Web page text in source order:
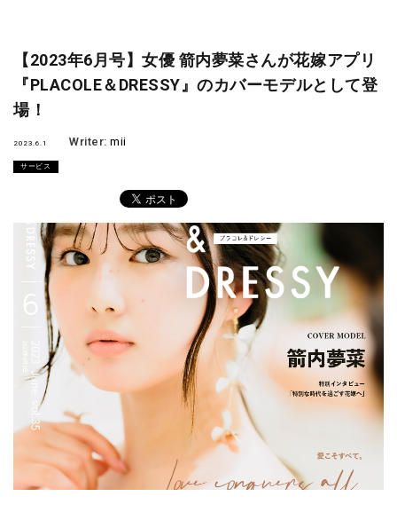
【2023年6月号】女優 箭内夢菜さんが花嫁アプリ
『PLACOLE＆DRESSY』のカバーモデルとして登
場！
2023.6.1 Writer:mii
サービス